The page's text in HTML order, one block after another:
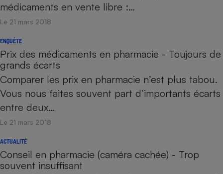
médicaments en vente libre :…
Le 21 mars 2018
ENQUÊTE
Prix des médicaments en pharmacie - Toujours de
grands écarts
Comparer les prix en pharmacie n’est plus tabou.
Vous nous faites souvent part d’importants écarts
entre deux…
Le 21 mars 2018
ACTUALITÉ
Conseil en pharmacie (caméra cachée) - Trop
souvent insuffisant